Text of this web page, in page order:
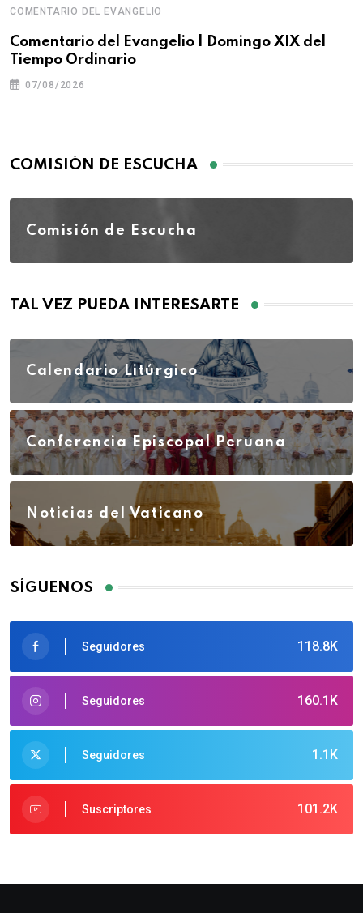
COMENTARIO DEL EVANGELIO
Comentario del Evangelio | Domingo XIX del
Tiempo Ordinario
07/08/2026
COMISIÓN DE ESCUCHA
Comisión de Escucha
TAL VEZ PUEDA INTERESARTE
Calendario Litúrgico
Conferencia Episcopal Peruana
Noticias del Vaticano
SÍGUENOS
118.8K
Seguidores
160.1K
Seguidores
1.1K
Seguidores
101.2K
Suscriptores